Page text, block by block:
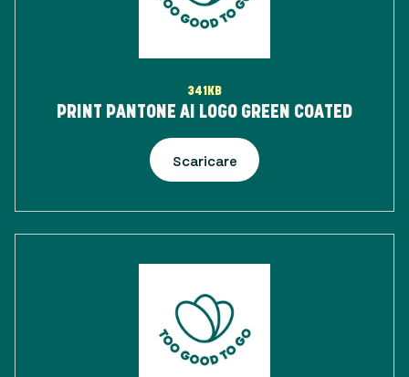
341KB
PRINT PANTONE AI LOGO GREEN COATED
Scaricare